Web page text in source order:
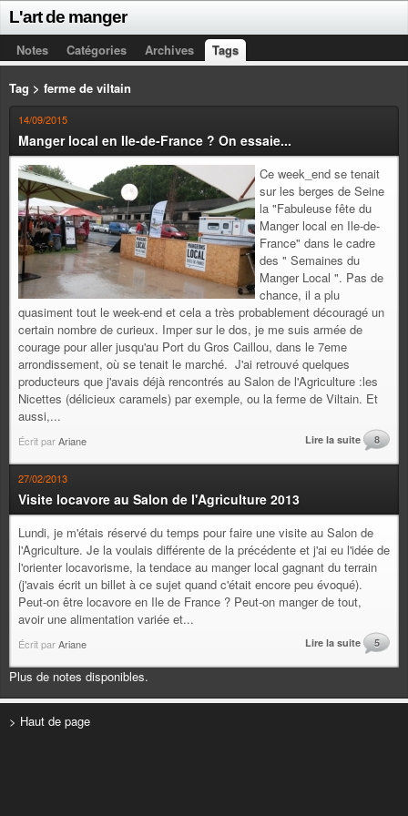
L'art de manger
Notes Catégories Archives Tags
Tag > ferme de viltain
14/09/2015
Manger local en Ile-de-France ? On essaie...
Ce week_end se tenait
sur les berges de Seine
la "Fabuleuse fête du
Manger local en Ile-de-
France" dans le cadre
des " Semaines du
Manger Local ". Pas de
chance, il a plu
quasiment tout le week-end et cela a très probablement découragé un
certain nombre de curieux. Imper sur le dos, je me suis armée de
courage pour aller jusqu'au Port du Gros Caillou, dans le 7eme
arrondissement, où se tenait le marché. J'ai retrouvé quelques
producteurs que j'avais déjà rencontrés au Salon de l'Agriculture :les
Nicettes (délicieux caramels) par exemple, ou la ferme de Viltain. Et
aussi,...
Écrit parAriane Lire la suite 8
27/02/2013
Visite locavore au Salon de l'Agriculture 2013
Lundi, je m'étais réservé du temps pour faire une visite au Salon de
l'Agriculture. Je la voulais différente de la précédente et j'ai eu l'idée de
l'orienter locavorisme, la tendace au manger local gagnant du terrain
(j'avais écrit un billet à ce sujet quand c'était encore peu évoqué).
Peut-on être locavore en Ile de France ? Peut-on manger de tout,
avoir une alimentation variée et...
Écrit parAriane Lire la suite 5
Plus de notes disponibles.
> Haut de page